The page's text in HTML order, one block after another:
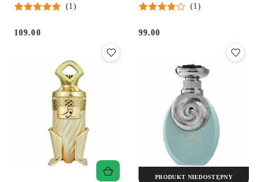
(1)
Cena:
109.00
(1)
Cena:
99.00
PRODUKT NIEDOSTĘPNY